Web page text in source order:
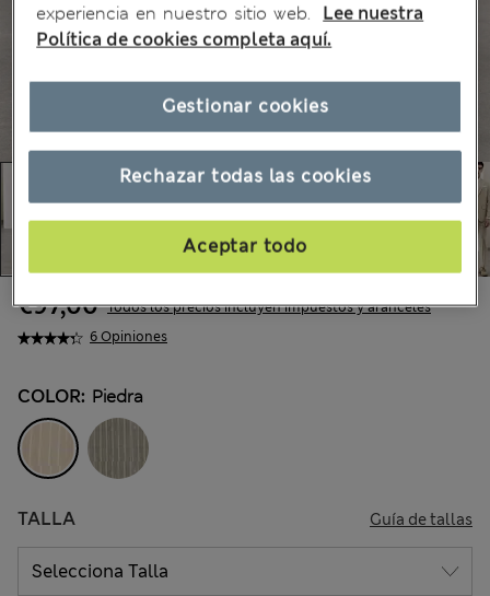
6 Opiniones
€97,00 Todos los precios incluyen impuestos y aranceles
COLOR: Piedra
TALLA Guía de tallas
experiencia en nuestro sitio web.
Lee nuestra
Política de cookies completa aquí.
Rechazar todas las cookies
Aceptar todo
Gestionar cookies